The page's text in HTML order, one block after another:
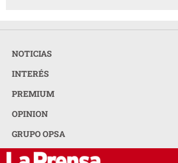
NOTICIAS
INTERÉS
PREMIUM
OPINION
GRUPO OPSA